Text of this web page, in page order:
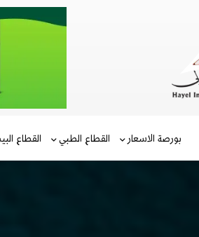
بورصة الاسعار القطاع الطبي القطاع